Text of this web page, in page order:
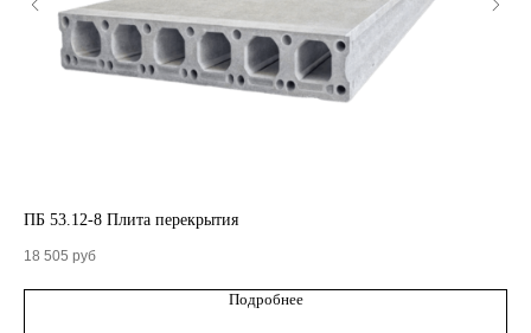
ПБ 53.12-8 Плита перекрытия
18 505 руб
Подробнее
Элементы теплотрасс